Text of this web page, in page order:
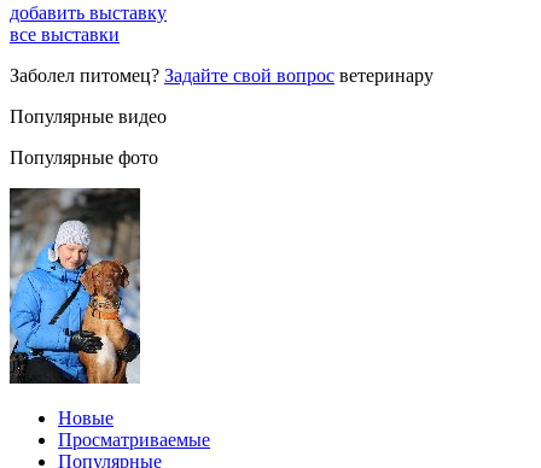
добавить выставку
все выставки
Заболел питомец? Задайте свой вопрос ветеринару
Популярные видео
Популярные фото
Новые
Просматриваемые
Популярные